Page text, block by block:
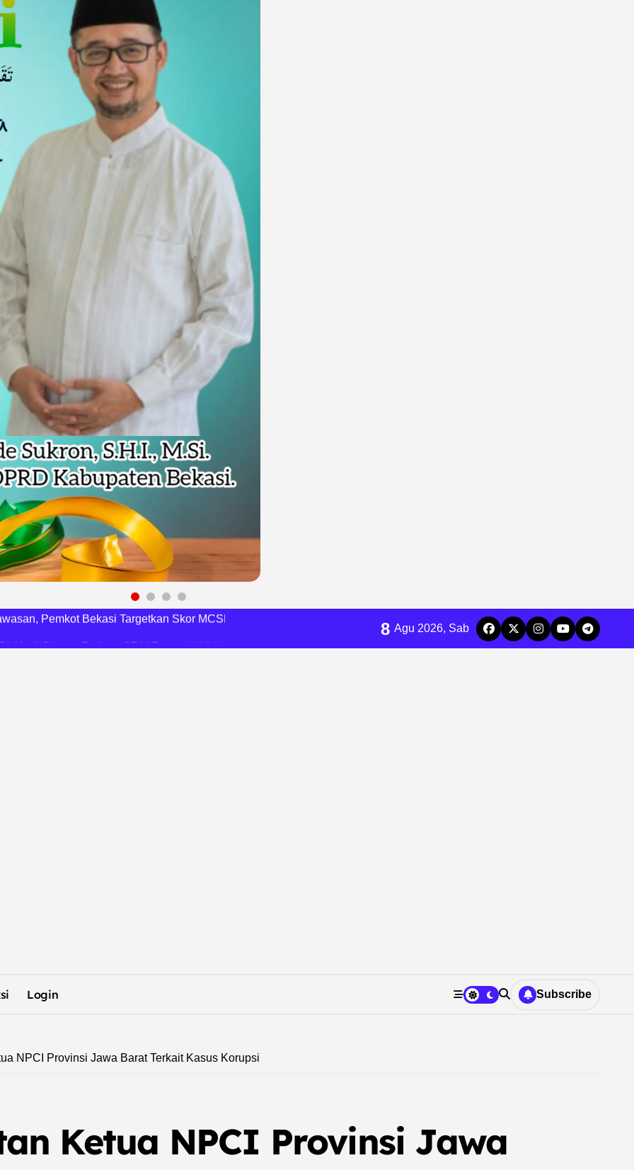
Kali Cileungsi, Kualitas Air Lampaui Baku Mutu
Matematika Internasional di Malaysia
Tata Kelola Minyak ke Penuntut Umum
Undangan HUT RI dari Presiden Prabowo
Pilkades Jejalen Jaya, Serukan Pemilu Damai
Tirta Patriot Minta Maaf atas Penurunan Kualitas Air
Pemkot Bekasi Targetkan Skor MCSP KPK Naik
Harli Siregar Perkuat SDM Penegak Hukum 8 Agu 2026, Sab
Login Subscribe
NPCI Provinsi Jawa Barat Terkait Kasus Korupsi
Ketua NPCI Provinsi Jawa